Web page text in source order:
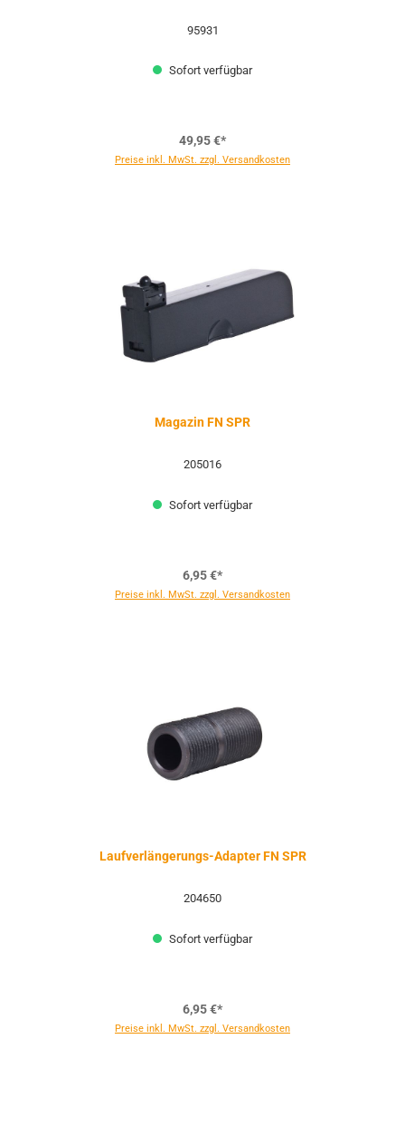
95931
Sofort verfügbar
49,95 €*
Preise inkl. MwSt. zzgl. Versandkosten
Magazin FN SPR
205016
Sofort verfügbar
6,95 €*
Preise inkl. MwSt. zzgl. Versandkosten
Laufverlängerungs-Adapter FN SPR
204650
Sofort verfügbar
6,95 €*
Preise inkl. MwSt. zzgl. Versandkosten